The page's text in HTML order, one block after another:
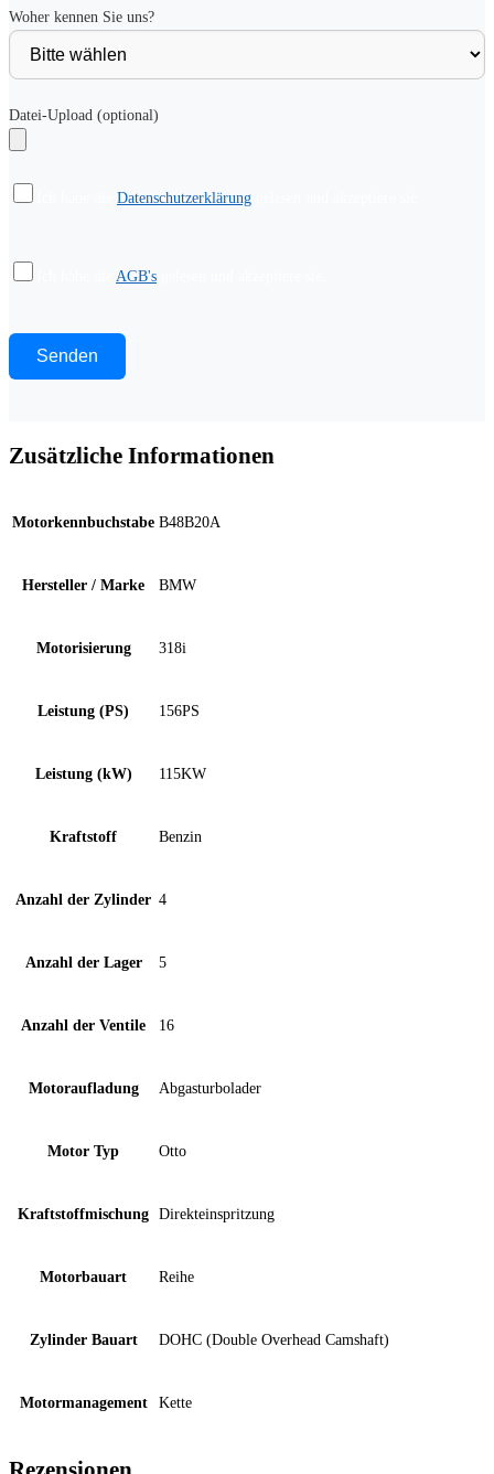
Woher kennen Sie uns?
Datei-Upload (optional)
Datenschutzerklärung
AGB's
Zusätzliche Informationen
Motorkennbuchstabe B48B20A
Hersteller / Marke BMW
Motorisierung 318i
Leistung (PS) 156PS
Leistung (kW) 115KW
Kraftstoff Benzin
Anzahl der Zylinder 4
Anzahl der Lager 5
Anzahl der Ventile 16
Motoraufladung Abgasturbolader
Motor Typ Otto
Kraftstoffmischung Direkteinspritzung
Motorbauart Reihe
Zylinder Bauart DOHC (Double Overhead Camshaft)
Motormanagement Kette